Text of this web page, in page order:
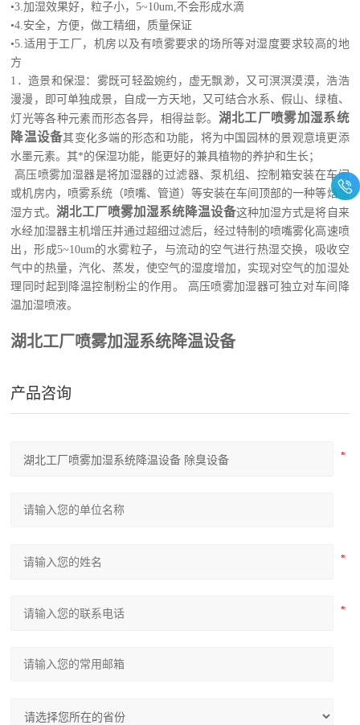
•3.加湿效果好，粒子小，5~10um,不会形成水滴
•4.安全，方便，做工精细，质量保证
•5.适用于工厂，机房以及有喷雾要求的场所等对湿度要求较高的地
方
1．造景和保湿：雾既可轻盈婉约，虚无飘渺，又可溟溟漠漠，浩浩
漫漫，即可单独成景，自成一方天地，又可结合水系、假山、绿植、
灯光等各种元素而形态各异，相得益彰。 湖北工厂喷雾加湿系统
降温设备其变化多端的形态和功能，将为中国园林的景观意境更添
水墨元素。其*的保湿功能，能更好的兼具植物的养护和生长；
高压喷雾加湿器是将加湿器的过滤器、泵机组、控制箱安装在车间
或机房内，喷雾系统（喷嘴、管道）等安装在车间顶部的一种等焓加
湿方式。 湖北工厂喷雾加湿系统降温设备这种加湿方式是将自来
水经加湿器主机增压并通过超细过滤后，经过特制的喷嘴雾化高速喷
出，形成5~10um的水雾粒子， 与流动的空气进行热湿交换，吸收空
气中的热量，汽化、蒸发，使空气的湿度增加，实现对空气的加湿处
理同时起到降温控制粉尘的作用。 高压喷雾加湿器可独立对车间降
温加湿喷液。
湖北工厂喷雾加湿系统降温设备
产品咨询